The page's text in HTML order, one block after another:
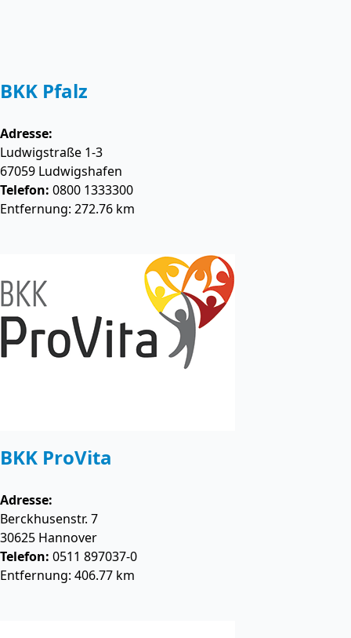
BKK Pfalz
Adresse:
Ludwigstraße 1-3
67059 Ludwigshafen
Telefon: 0800 1333300
Entfernung: 272.76 km
BKK ProVita
Adresse:
Berckhusenstr. 7
30625 Hannover
Telefon: 0511 897037-0
Entfernung: 406.77 km